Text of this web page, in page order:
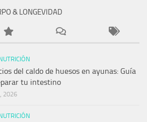
& LONGEVIDAD
del caldo de huesos en ayunas: Guía
tu intestino
2026